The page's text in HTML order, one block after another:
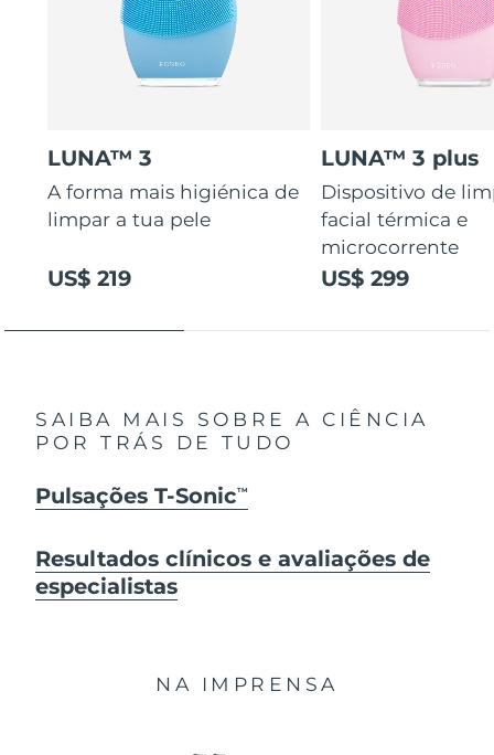
LUNA™ 3
A forma mais higiénica de
limpar a tua pele
US$ 219
LUNA™ 3 plus
Dispositivo de
facial térmica e
microcorrente
US$ 299
SAIBA MAIS SOBRE A CIÊNCIA
POR TRÁS DE TUDO
Pulsações T-SonicTM
Resultados clínicos e avaliações de
especialistas
NA IMPRENSA